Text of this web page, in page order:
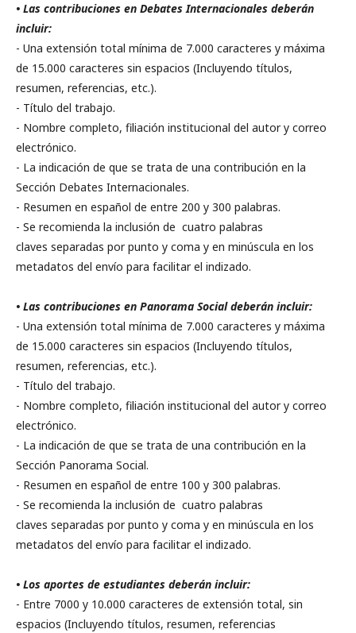
• Las contribuciones en Debates Internacionales deberán
incluir:
- Una extensión total mínima de 7.000 caracteres y máxima
de 15.000 caracteres sin espacios (Incluyendo títulos,
resumen, referencias, etc.).
- Título del trabajo.
- Nombre completo, filiación institucional del autor y correo
electrónico.
- La indicación de que se trata de una contribución en la
Sección Debates Internacionales.
- Resumen en español de entre 200 y 300 palabras.
- Se recomienda la inclusión de cuatro palabras
claves separadas por punto y coma y en minúscula en los
metadatos del envío para facilitar el indizado.
• Las contribuciones en Panorama Social deberán incluir:
- Una extensión total mínima de 7.000 caracteres y máxima
de 15.000 caracteres sin espacios (Incluyendo títulos,
resumen, referencias, etc.).
- Título del trabajo.
- Nombre completo, filiación institucional del autor y correo
electrónico.
- La indicación de que se trata de una contribución en la
Sección Panorama Social.
- Resumen en español de entre 100 y 300 palabras.
- Se recomienda la inclusión de cuatro palabras
claves separadas por punto y coma y en minúscula en los
metadatos del envío para facilitar el indizado.
• Los aportes de estudiantes deberán incluir:
- Entre 7000 y 10.000 caracteres de extensión total, sin
espacios (Incluyendo títulos, resumen, referencias